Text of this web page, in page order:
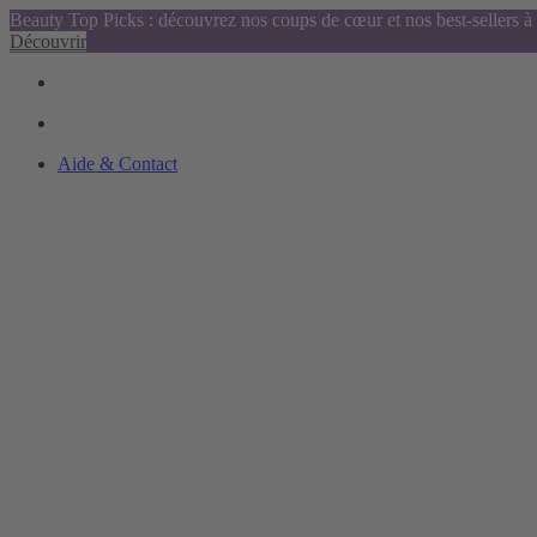
Beauty Top Picks : découvrez nos coups de cœur et nos best-sellers
Découvrir
Aide & Contact